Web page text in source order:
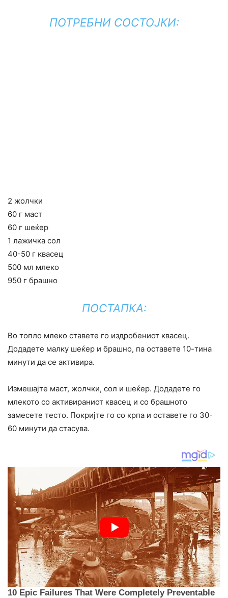
ПОТРЕБНИ СОСТОЈКИ:
2 жолчки
60 г маст
60 г шеќер
1 лажичка сол
40-50 г квасец
500 мл млеко
950 г брашно
ПОСТАПКА:
Во топло млеко ставете го издробениот квасец.
Додадете малку шеќер и брашно, па оставете 10-тина
минути да се активира.
Измешајте маст, жолчки, сол и шеќер. Додадете го
млекото со активираниот квасец и со брашното
замесете тесто. Покријте го со крпа и оставете го 30-
60 минути да стасува.